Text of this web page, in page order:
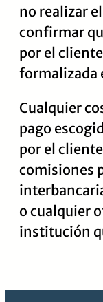
no realizar
confirmar
por el
formalizada
Cualquier
pago
por el
comisiones
o cualquier
institución